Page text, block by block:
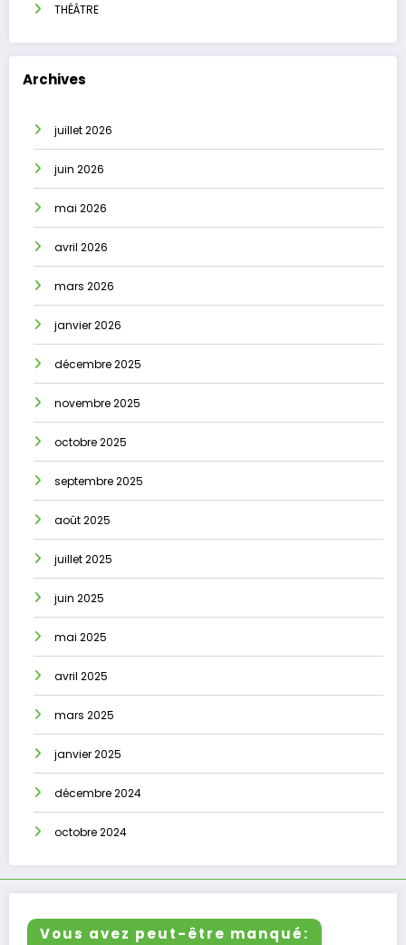
THÉÂTRE
Archives
juillet 2026
juin 2026
mai 2026
avril 2026
mars 2026
janvier 2026
décembre 2025
novembre 2025
octobre 2025
septembre 2025
août 2025
juillet 2025
juin 2025
mai 2025
avril 2025
mars 2025
janvier 2025
décembre 2024
octobre 2024
Vous avez peut-être manqué: